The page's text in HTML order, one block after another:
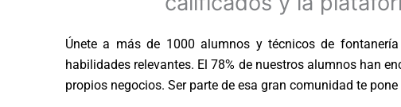
Únete a más de 1000 alumnos y técnicos de
habilidades relevantes. El 78% de nuestros alumnos han
propios negocios. Ser parte de esa gran comunidad te